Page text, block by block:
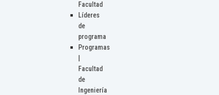
Facultad
Líderes
de
programa
Programas
Facultad
de
Ingeniería